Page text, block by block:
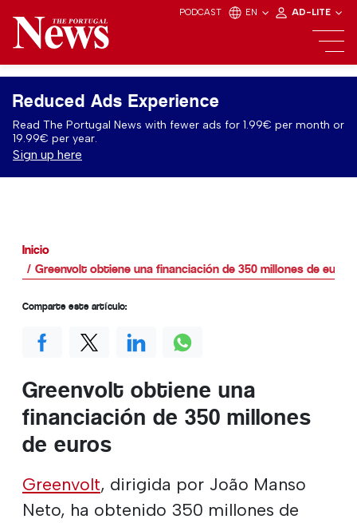
PODCAST EN AD-LITE
Reduced Ads Experience
Read The Portugal News with fewer ads for 1.99€ per month or
19.99€ per year.
Sign up here
Inicio
Greenvolt obtiene una financiación de 350 millones de euros
Greenvolt obtiene una
financiación de 350 millones
de euros
Greenvolt, dirigida por João Manso
Neto, ha obtenido 350 millones de
Comparte este artículo: